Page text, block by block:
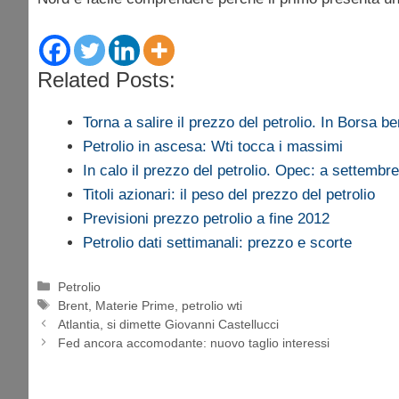
Related Posts:
Torna a salire il prezzo del petrolio. In Borsa
Petrolio in ascesa: Wti tocca i massimi
In calo il prezzo del petrolio. Opec: a
Titoli azionari: il peso del prezzo del petrolio
Previsioni prezzo petrolio a fine 2012
Petrolio dati settimanali: prezzo e scorte
Categorie
Petrolio
Tag
Brent Materie Prime
petrolio wti
Atlantia, si dimette Giovanni Castellucci
Fed ancora accomodante: nuovo taglio interessi